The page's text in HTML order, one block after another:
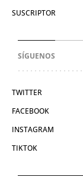
SUSCRIPTOR
SÍGUENOS
TWITTER
FACEBOOK
INSTAGRAM
TIKTOK